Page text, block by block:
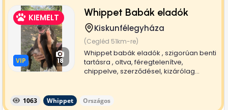
KIEMELT
VIP
VIP 18
Whippet Babák eladók
Kiskunfélegyháza
(Cegléd 51km-re)
Whippet babák eladók , szigorúan benti
tartásra , oltva, féregtelenítve,
chippelve, szerződésel, kizárólag...
1063 Whippet Országos